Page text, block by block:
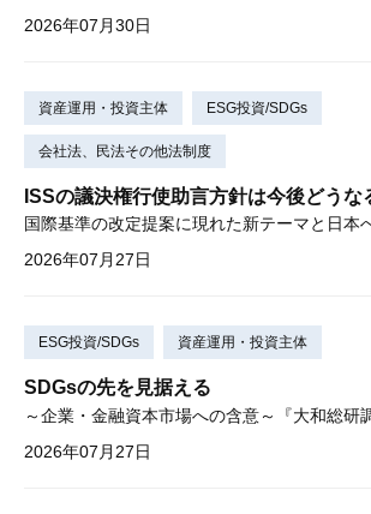
2026年07月30日
資産運用・投資主体 ESG投資/SDGs
会社法、民法その他法制度
ISSの議決権行使助言方針は今後どうな
国際基準の改定提案に現れた新テーマと日本
2026年07月27日
ESG投資/SDGs 資産運用・投資主体
SDGsの先を見据える
2026年07月27日